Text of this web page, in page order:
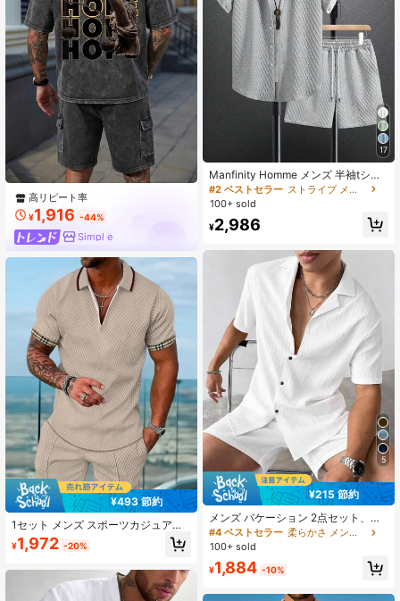
高リピート率
¥1,916 -44%
Simpl e
¥493 節約
1セット メンズ スポーツカジュアル
スーツ、ジャガード&プリントポロシ
ャツVネック、ショーツ、夏
¥1,972 -20%
17
Manfinity Homme メンズ 半袖tシャ
ツ＆ショートパンツ セット
#2 ベストセラー
ストライプ メンズシャツコーデ
100+ sold
¥2,986
5
¥215 節約
メンズ バケーション 2点セット、オ
ールドマネー テクスチャードファブ
リック 無地 キューバンカラー ボタ
ーツ、リラックスフィット ユニセッ
クス ホワイトリネン、夫
#4 ベストセラー
柔らかさ メンズシャツコーデ
100+ sold
¥1,884 -10%